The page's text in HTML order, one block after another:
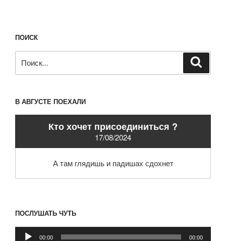
ПОИСК
В АВГУСТЕ ПОЕХАЛИ
Кто хочет присоединиться ?
17/08/2024
А там глядишь и падишах сдохнет
ПОСЛУШАТЬ ЧУТЬ
Аудиоплеер
00:00 00:00